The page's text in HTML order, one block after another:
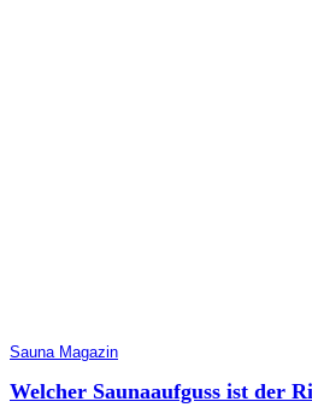
Sauna Magazin
Welcher Saunaaufguss ist der